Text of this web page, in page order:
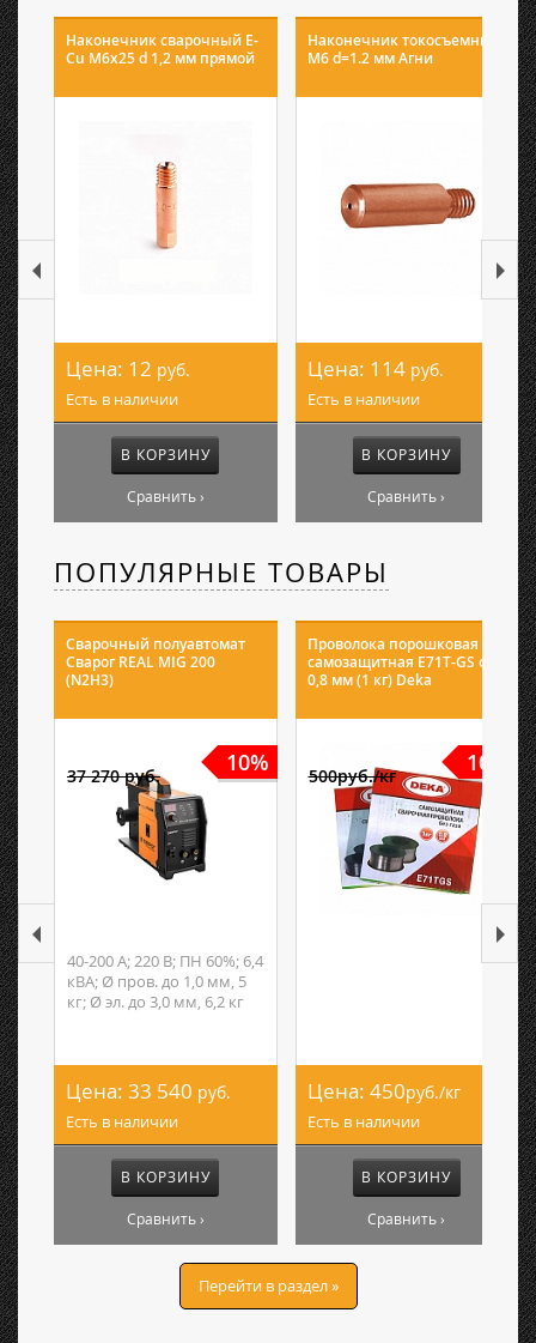
Наконечник сварочный E-
Cu М6х25 d 1,2 мм прямой
Цена: 12 руб.
Есть в наличии
В КОРЗИНУ
Сравнить ›
Наконечник токосъемный
М6 d=1.2 мм Агни
Цена: 114руб.
Есть в наличии
В КОРЗИНУ
Сравнить ›
ПОПУЛЯРНЫЕ ТОВАРЫ
Сварочный полуавтомат
Сварог REAL MIG 200
(N2H3)
10%
37 270 руб.
40-200 А; 220 В; ПН 60%; 6,4
кВА; Ø пров. до 1,0 мм, 5
кг; Ø эл. до 3,0 мм, 6,2 кг
Цена: 33 540 руб.
Есть в наличии
В КОРЗИНУ
Сравнить ›
Проволока порошковая
самозащитная E71T-GS ф
0,8 мм (1 кг) Deka
10%
500руб./кг
Цена: 450руб./кг
Есть в наличии
В КОРЗИНУ
Сравнить ›
Перейти в раздел »